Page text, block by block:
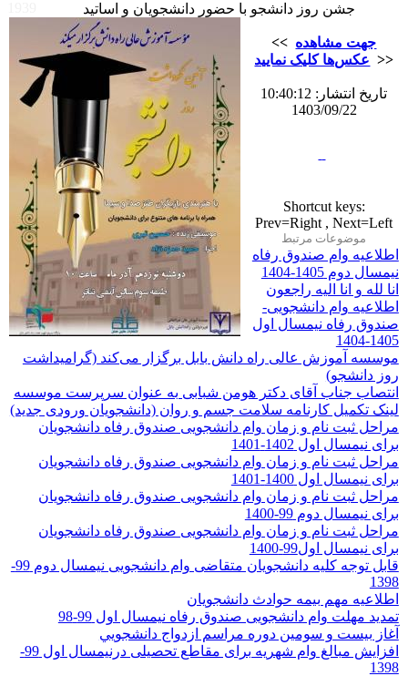
جشن روز دانشجو با حضور دانشجویان و اساتید
<< جهت مشاهده
عکس‌ها کلیک نمایید >>
تاریخ انتشار: 10:40:12
1403/09/22
Shortcut keys:
Prev=Right , Next=Left
موضوعات مرتبط
اطلاعیه وام صندوق رفاه
نیمسال دوم 1405-1404
انا لله و انا الیه راجعون
اطلاعیه وام دانشجویی-
صندوق رفاه نیمسال اول
1405-1404
موسسه آموزش عالی راه دانش بابل برگزار می‌کند (گرامیداشت
روز دانشجو)
انتصاب جناب آقای دکتر هومن شبابی به عنوان سرپرست موسسه
لینک تکمیل کارنامه سلامت جسم و روان (دانشجویان ورودی جدید)
مراحل ثبت نام و زمان وام دانشجویی صندوق رفاه دانشجویان
برای نیمسال اول 1402-1401
مراحل ثبت نام و زمان وام دانشجویی صندوق رفاه دانشجویان
برای نیمسال اول 1400-1401
مراحل ثبت نام و زمان وام دانشجویی صندوق رفاه دانشجویان
برای نیمسال دوم 99-1400
مراحل ثبت نام و زمان وام دانشجویی صندوق رفاه دانشجویان
برای نیمسال اول99-1400
قابل توجه کلیه دانشجویان متقاضی وام دانشجویی نیمسال دوم 99-
1398
اطلاعیه مهم بیمه حوادث دانشجویان
تمدید مهلت وام دانشجویی صندوق رفاه نیمسال اول 99-98
آغاز بيست و سومین دوره مراسم ازدواج دانشجويي
افزایش مبالغ وام شهریه برای مقاطع تحصیلی درنیمسال اول 99-
1398